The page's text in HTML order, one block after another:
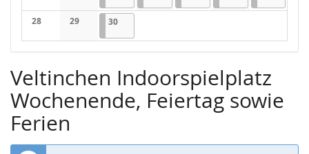
Keine Veranstaltungen
Keine Veranstaltungen
28
Keine Veranstaltungen
29
Keine Veranstaltungen
3030.04.2025
1 Veranstaltung
Veltinchen Indoorspielplatz
Wochenende, Feiertag sowie
Ferien